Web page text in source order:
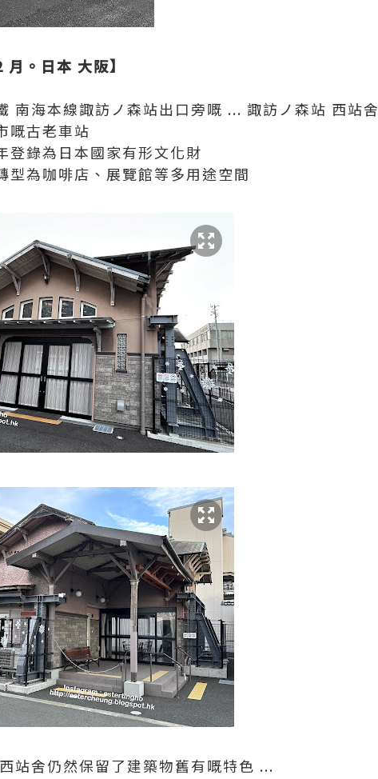
月。日本 大阪】
南海本線諏訪ノ森站出口旁嘅 ... 諏訪ノ森站 西站舍
嘅古老車站
登錄為日本國家有形文化財
型為咖啡店、展覽館等多用途空間
站舍仍然保留了建築物舊有嘅特色 ...